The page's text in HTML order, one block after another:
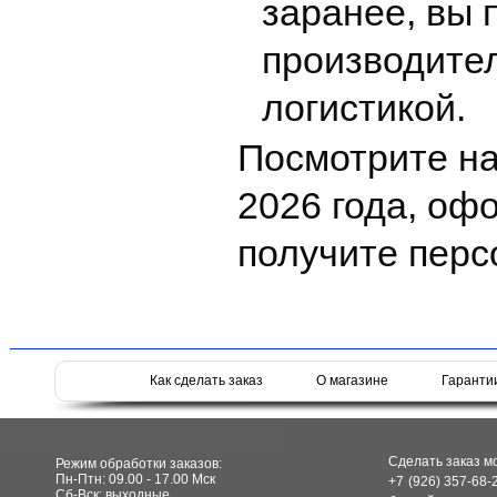
заранее, вы
логистикой.
Посмотрите
2026 года,
получите
Как сделать заказ О магазине
Режим обработки заказов:
Пн-Птн: 09.00 - 17.00 Мск
Сделать заказ
+7 (926) 357-